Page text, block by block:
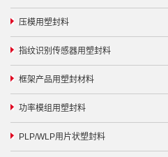
压模用塑封料
指纹识别传感器用塑封料
框架产品用塑封材料
功率模组用塑封料
PLP/WLP用片状塑封料